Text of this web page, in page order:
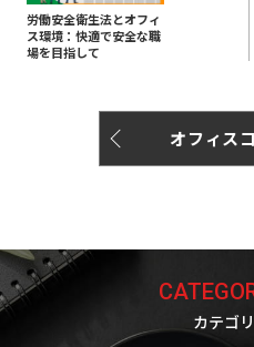
労働安全衛生法とオフィ
ス環境：快適で安全な職
場を目指して
オフィス
カテゴ